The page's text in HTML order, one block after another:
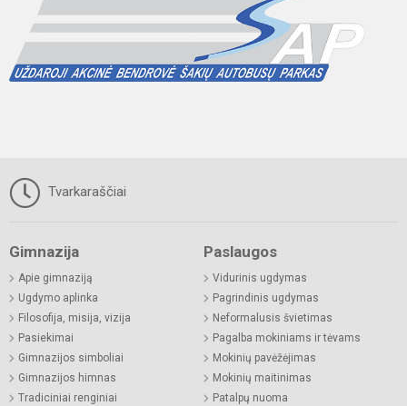
Tvarkaraščiai
Gimnazija
Apie gimnaziją
Ugdymo aplinka
Filosofija, misija, vizija
Pasiekimai
Gimnazijos simboliai
Gimnazijos himnas
Tradiciniai renginiai
Paslaugos
Vidurinis ugdymas
Pagrindinis ugdymas
Neformalusis švietimas
Pagalba mokiniams ir tėvams
Mokinių pavėžėjimas
Mokinių maitinimas
Patalpų nuoma